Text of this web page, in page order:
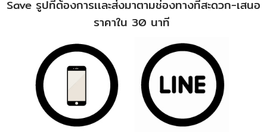
Save รูปที่ต้องการเเละส่งมาตามช่องทางที่สะดวก-เสนอ
ราคาใน 30 นาที